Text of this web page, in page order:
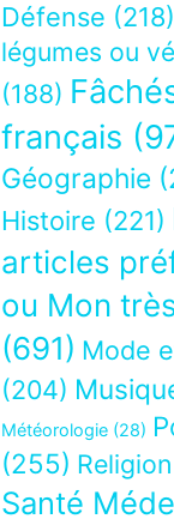
Défense (218)
légumes ou
(188)
français
Géographie
Histoire (221)
articles
ou Mon
(691) Mode
(204)
Météorologie (28)
(255) Religion
Santé